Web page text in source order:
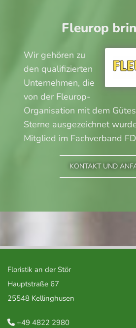
Fleurop
Wir gehören zu
den qualifizierten
Unternehmen, die
von der Fleurop-
Organisation mit dem
Sterne ausgezeichnet
Mitglied im Fachverband
KONTAKT UND
Floristik an der Stör
Hauptstraße 67
25548 Kellinghusen
 +49 4822 2980